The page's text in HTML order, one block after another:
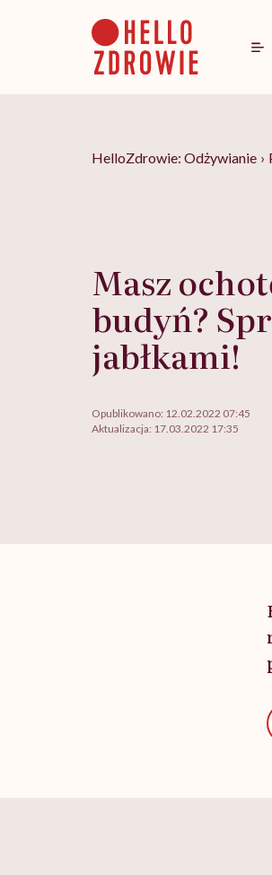
HelloZdrowie: Odżywianie ›
Masz
budyń?
jabłkami!
Opublikowano: 12.02.2022 07:45
Aktualizacja: 17.03.2022 17:35